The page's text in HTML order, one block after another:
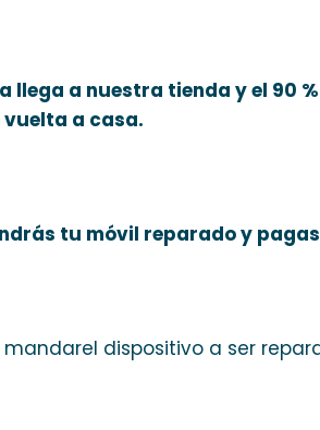
llega a nuestra tienda y el 90
a casa.
tu móvil reparado y
mandarel dispositivo a ser